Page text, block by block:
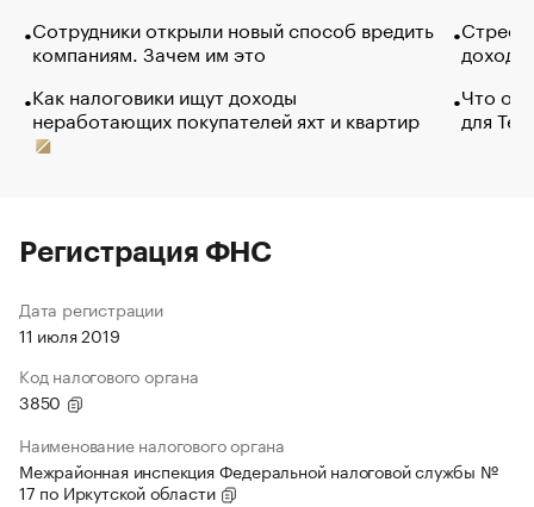
Сотрудники открыли новый способ вредить
компаниям. Зачем им это
Как налоговики ищут доходы
неработающих покупателей яхт и квартир
Что
для
Регистрация ФНС
Дата регистрации
11 июля 2019
Код налогового органа
3850
Наименование налогового органа
Межрайонная инспекция Федеральной налоговой службы №
17 по Иркутской области